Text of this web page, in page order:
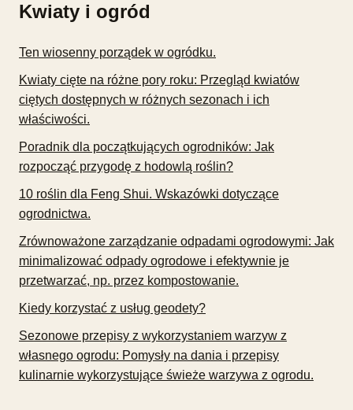
Kwiaty i ogród
Ten wiosenny porządek w ogródku.
Kwiaty cięte na różne pory roku: Przegląd kwiatów
ciętych dostępnych w różnych sezonach i ich
właściwości.
Poradnik dla początkujących ogrodników: Jak
rozpocząć przygodę z hodowlą roślin?
10 roślin dla Feng Shui. Wskazówki dotyczące
ogrodnictwa.
Zrównoważone zarządzanie odpadami ogrodowymi: Jak
minimalizować odpady ogrodowe i efektywnie je
przetwarzać, np. przez kompostowanie.
Kiedy korzystać z usług geodety?
Sezonowe przepisy z wykorzystaniem warzyw z
własnego ogrodu: Pomysły na dania i przepisy
kulinarnie wykorzystujące świeże warzywa z ogrodu.